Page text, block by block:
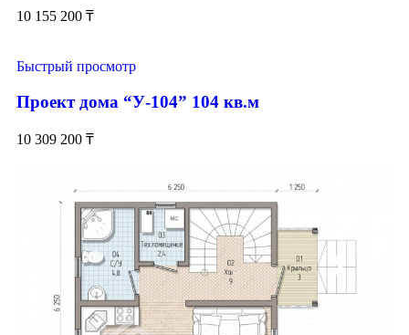
10 155 200 ₸
Быстрый просмотр
Проект дома “У-104” 104 кв.м
10 309 200 ₸